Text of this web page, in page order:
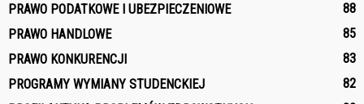
PRAWO PODATKOWE I UBEZPIECZENIOWE
88
PRAWO HANDLOWE
85
PRAWO KONKURENCJI
83
PROGRAMY WYMIANY STUDENCKIEJ
82